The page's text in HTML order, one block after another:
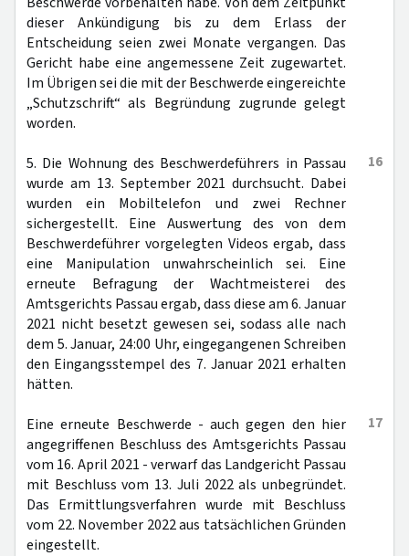
dieser Ankündigung bis zu dem Erlass der
Entscheidung seien zwei Monate vergangen. Das
Gericht habe eine angemessene Zeit zugewartet.
Im Übrigen sei die mit der Beschwerde eingereichte
„Schutzschrift“ als Begründung zugrunde gelegt
worden.
16
5. Die Wohnung des Beschwerdeführers in Passau
wurde am 13. September 2021 durchsucht. Dabei
wurden ein Mobiltelefon und zwei Rechner
sichergestellt. Eine Auswertung des von dem
Beschwerdeführer vorgelegten Videos ergab, dass
eine Manipulation unwahrscheinlich sei. Eine
erneute Befragung der Wachtmeisterei des
Amtsgerichts Passau ergab, dass diese am 6. Januar
2021 nicht besetzt gewesen sei, sodass alle nach
dem 5. Januar, 24:00 Uhr, eingegangenen Schreiben
den Eingangsstempel des 7. Januar 2021 erhalten
hätten.
17
Eine erneute Beschwerde - auch gegen den hier
angegriffenen Beschluss des Amtsgerichts Passau
vom 16. April 2021 - verwarf das Landgericht Passau
mit Beschluss vom 13. Juli 2022 als unbegründet.
Das Ermittlungsverfahren wurde mit Beschluss
vom 22. November 2022 aus tatsächlichen Gründen
eingestellt.